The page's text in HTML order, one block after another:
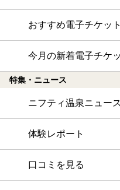
おすすめ電子チケッ
今月の新着電子チケ
特集・ニュース
ニフティ温泉ニュース
体験レポート
口コミを見る